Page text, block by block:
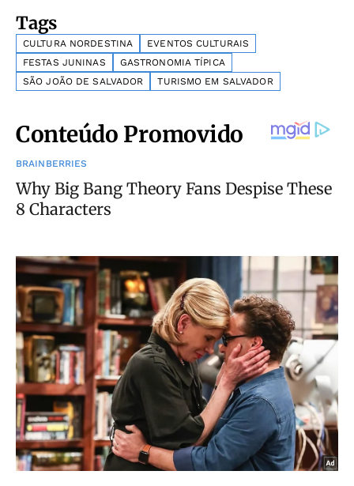
Tags
CULTURA NORDESTINA
EVENTOS CULTURAIS
FESTAS JUNINAS
GASTRONOMIA TÍPICA
SÃO JOÃO DE SALVADOR
TURISMO EM SALVADOR